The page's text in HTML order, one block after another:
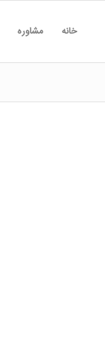
خانه مشاوره